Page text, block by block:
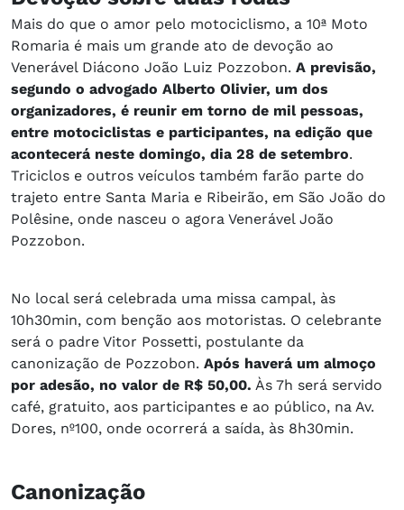
Mais do que o amor pelo motociclismo, a 10ª Moto
Romaria é mais um grande ato de devoção ao
Venerável Diácono João Luiz Pozzobon. A previsão,
segundo o advogado Alberto Olivier, um dos
organizadores, é reunir em torno de mil pessoas,
entre motociclistas e participantes, na edição que
acontecerá neste domingo, dia 28 de setembro.
Triciclos e outros veículos também farão parte do
trajeto entre Santa Maria e Ribeirão, em São João do
Polêsine, onde nasceu o agora Venerável João
Pozzobon.
No local será celebrada uma missa campal, às
10h30min, com benção aos motoristas. O celebrante
será o padre Vitor Possetti, postulante da
canonização de Pozzobon. Após haverá um almoço
por adesão, no valor de R$ 50,00. Às 7h será servido
café, gratuito, aos participantes e ao público, na Av.
Dores, nº100, onde ocorrerá a saída, às 8h30min.
Canonização